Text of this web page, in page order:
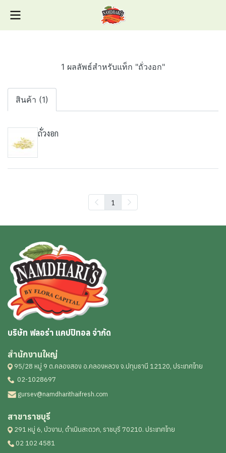
1 ผลลัพธ์สำหรับแท็ก "ถั่วงอก"
สินค้า (1)
ถั่วงอก
1
บริษัท ฟลอร่า แคปปิทอล จำกัด
สำนักงานใหญ่
95/28 หมู่ 9 ต.คลองสอง อ.คลองหลวง จ.ปทุมธานี 12120, ประเทศไทย
02-1028697
gursev@namdharithaifresh.com
สาขาราชบุรี
291 หมู่ 6, บัวงาม, ดำเนินสะดวก, ราชบุรี 70210. ประเทศไทย
02 102 4581